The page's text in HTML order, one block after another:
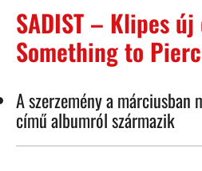
SADIST – Klipes
Something to
A szerzemény a márciusban
című albumról származik